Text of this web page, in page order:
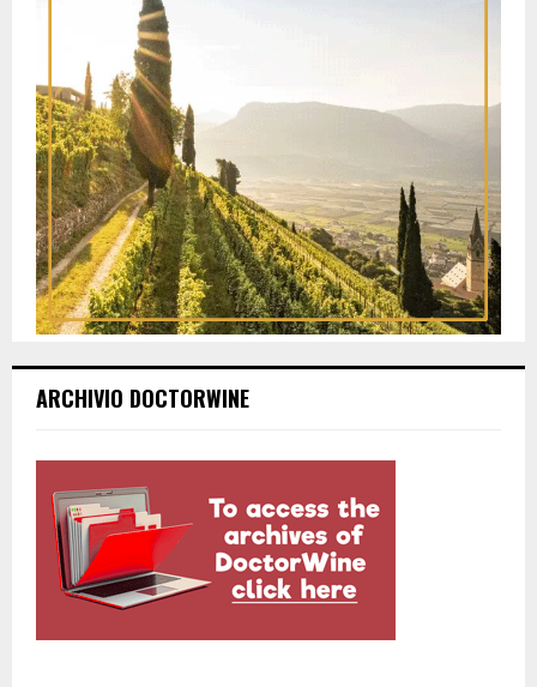
ARCHIVIO DOCTORWINE